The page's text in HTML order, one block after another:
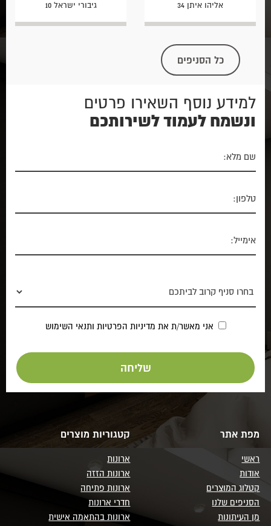
אליהו איתן 34 גיבורי ישראל 10
כל הסניפים
למידע נוסף השאירו פרטים
ונשמח לעמוד לשירותכם
אני מאשר/ת את מדיניות הפרטיות ותנאי השימוש
מפת אתר
ראשי
אודות
קטלוג המוצרים
הסניפים שלנו
מן העיתונות
קטגוריות מוצרים
ארונות
ארונות הזזה
ארונות פתיחה
חדרי ארונות
ארונות בהתאמה אישית